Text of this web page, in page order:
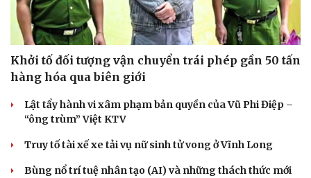
Khởi tố đối tượng vận chuyển trái phép gần 50 tấn
hàng hóa qua biên giới
Lật tẩy hành vi xâm phạm bản quyền của Vũ Phi Điệp –
“ông trùm” Việt KTV
Truy tố tài xế xe tải vụ nữ sinh tử vong ở Vĩnh Long
Bùng nổ trí tuệ nhân tạo (AI) và những thách thức mới